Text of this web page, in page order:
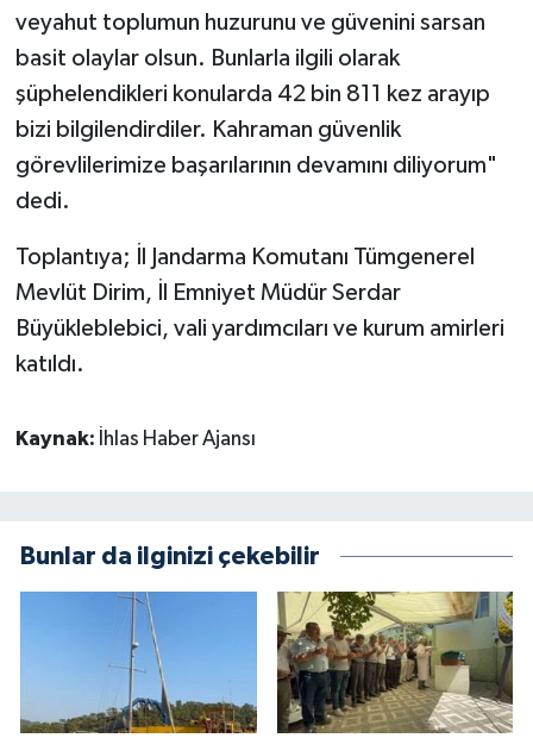
veyahut toplumun huzurunu ve güvenini sarsan
basit olaylar olsun. Bunlarla ilgili olarak
şüphelendikleri konularda 42 bin 811 kez arayıp
bizi bilgilendirdiler. Kahraman güvenlik
görevlilerimize başarılarının devamını diliyorum"
dedi.
Toplantıya; İl Jandarma Komutanı Tümgenerel
Mevlüt Dirim, İl Emniyet Müdür Serdar
Büyükleblebici, vali yardımcıları ve kurum amirleri
katıldı.
Kaynak: İhlas Haber Ajansı
Bunlar da ilginizi çekebilir